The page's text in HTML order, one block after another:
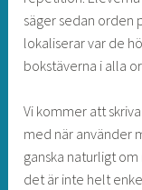
säger sedan orden
lokaliserar var de
bokstäverna i alla
Vi kommer att
med när använder
ganska naturligt
det är inte helt